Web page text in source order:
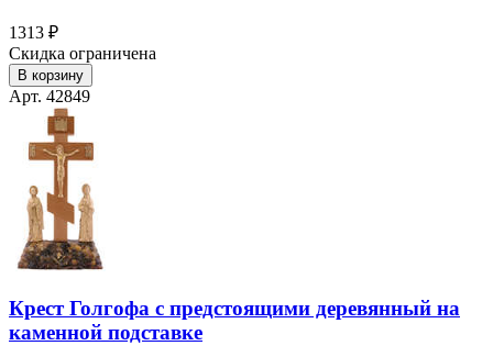
1313 ₽
Скидка ограничена
В корзину
Арт. 42849
Крест Голгофа с предстоящими деревянный на
каменной подставке